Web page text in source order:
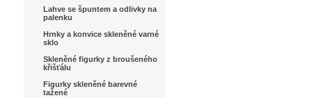
Lahve se špuntem a odlivky na
palenku
Hrnky a konvice skleněné varné
sklo
Skleněné figurky z broušeného
křišťálu
Figurky skleněné barevné
tažené